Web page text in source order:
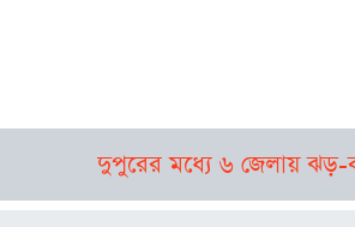
দুপুরের মধ্যে ৬ জেলায় ঝড়-বজ্রবৃষ্টির